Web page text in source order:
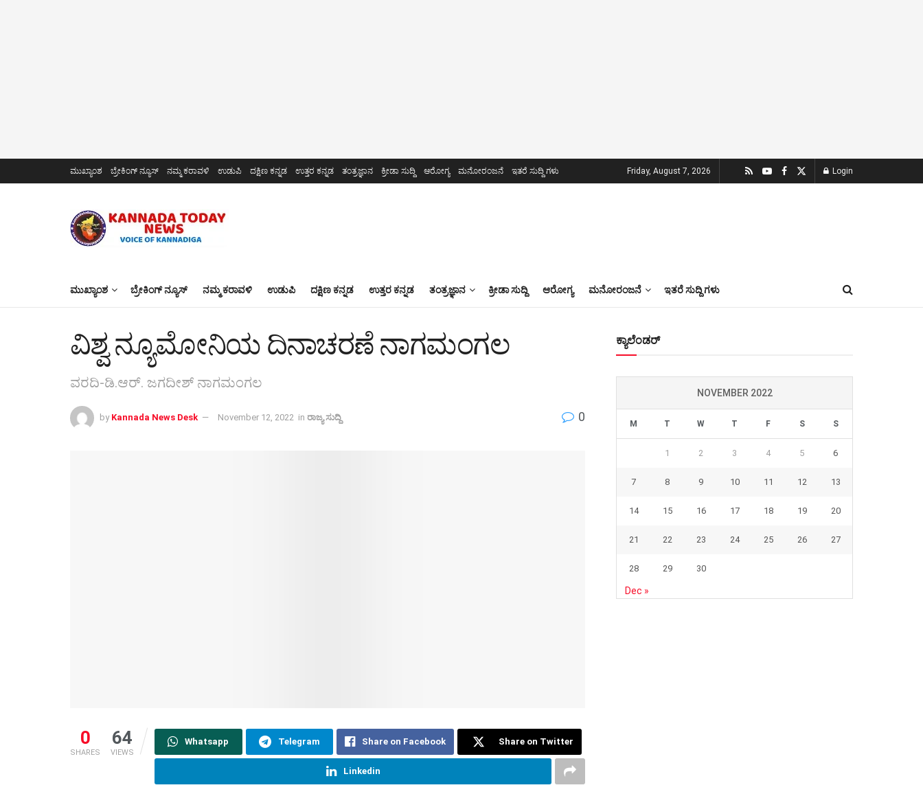
ಮುಖ್ಯಾಂಶ ಬ್ರೇಕಿಂಗ್ ನ್ಯೂಸ್ ನಮ್ಮ ಕರಾವಳಿ ಉಡುಪಿ ದಕ್ಷಿಣ ಕನ್ನಡ ಉತ್ತರ ಕನ್ನಡ ತಂತ್ರಜ್ಞಾನ ಕ್ರೀಡಾ ಸುದ್ದಿ ಆರೋಗ್ಯ ಮನೋರಂಜನೆ ಇತರೆ ಸುದ್ದಿ ಗಳು Friday, August 7, 2026 Login
ಮುಖ್ಯಾಂಶ ಬ್ರೇಕಿಂಗ್ ನ್ಯೂಸ್ ನಮ್ಮ ಕರಾವಳಿ ಉಡುಪಿ ದಕ್ಷಿಣ ಕನ್ನಡ ಉತ್ತರ ಕನ್ನಡ ತಂತ್ರಜ್ಞಾನ ಕ್ರೀಡಾ ಸುದ್ದಿ ಆರೋಗ್ಯ ಮನೋರಂಜನೆ ಇತರೆ ಸುದ್ದಿ ಗಳು
ವಿಶ್ವ ನ್ಯೂಮೋನಿಯ ದಿನಾಚರಣೆ ನಾಗಮಂಗಲ
ವರದಿ-ಡಿ.ಆರ್. ಜಗದೀಶ್ ನಾಗಮಂಗಲ
by Kannada News Desk November 12, 2022 in ರಾಜ್ಯ ಸುದ್ದಿ 0
0
SHARES
64
VIEWS
Whatsapp Telegram Share on Facebook Share on Twitter
Linkedin
ಕ್ಯಾಲೆಂಡರ್
NOVEMBER 2022
M T W T F S S
1 2 3 4 5 6
7 8 9 10 11 12 13
14 15 16 17 18 19 20
21 22 23 24 25 26 27
28 29 30
Dec »